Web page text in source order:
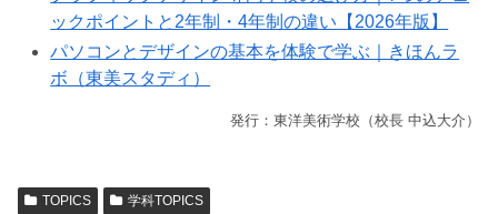
ックポイントと2年制・4年制の違い【2026年版】
パソコンとデザインの基本を体験で学ぶ｜きほんラ
ボ（東美スタディ）
発行：東洋美術学校（校長 中込大介）
TOPICS 学科TOPICS